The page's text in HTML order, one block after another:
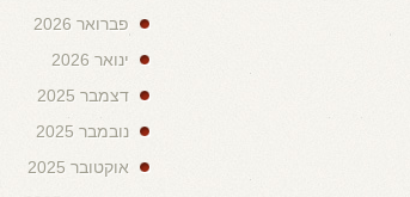
פברואר 2026
ינואר 2026
דצמבר 2025
נובמבר 2025
אוקטובר 2025